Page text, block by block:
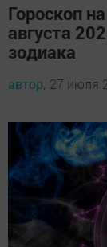
Гороскоп
августа
зодиака
автор, 27 июля